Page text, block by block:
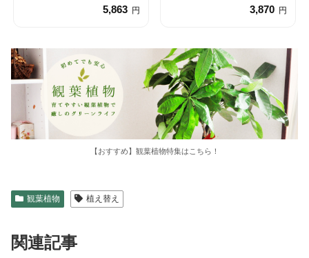
5,863 円 3,870 円
【おすすめ】観葉植物特集はこちら！
観葉植物 植え替え
関連記事